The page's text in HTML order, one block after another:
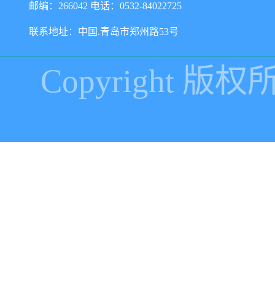
邮编：266042 电话：0532-84022725
联系地址：中国.青岛市郑州路53号
Copyright 版权